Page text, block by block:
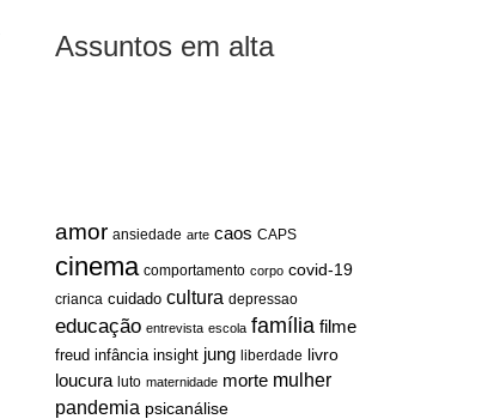
Assuntos em alta
amor ansiedade arte caos CAPS
cinema comportamento corpo covid-19
crianca cuidado cultura depressao
educação entrevista escola família filme
freud infância insight jung liberdade livro
loucura luto maternidade morte mulher
pandemia psicanálise